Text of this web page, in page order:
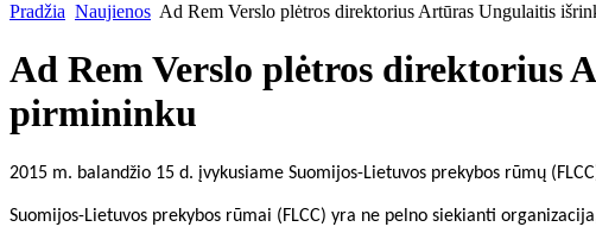
Pradžia Naujienos Ad Rem Verslo plėtros direktorius Artūras Ungulaitis
Ad Rem Verslo plėtros direktorius
pirmininku
2015 m. balandžio 15 d. įvykusiame Suomijos-Lietuvos prekybos rūmų
Suomijos-Lietuvos prekybos rūmai (FLCC) yra ne pelno siekianti